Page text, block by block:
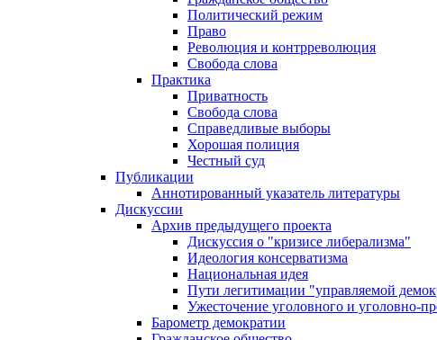
Политический режим
Право
Революция и контрреволюция
Свобода слова
Практика
Приватность
Свобода слова
Справедливые выборы
Хорошая полиция
Честный суд
Публикации
Аннотированный указатель литературы
Дискуссии
Архив предыдущего проекта
Дискуссия о "кризисе либерализма"
Идеология консерватизма
Национальная идея
Пути легитимации "управляемой
Ужесточение уголовного и уголовно-
Барометр демократии